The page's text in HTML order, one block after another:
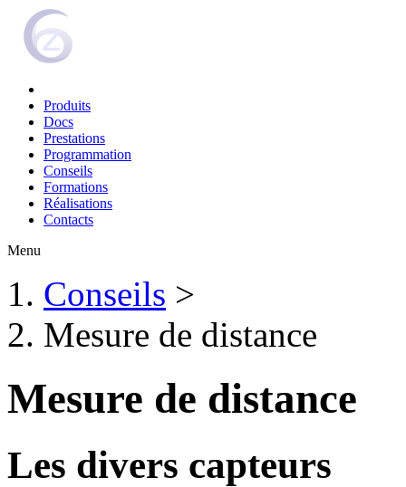
Produits
Docs
Prestations
Programmation
Conseils
Formations
Réalisations
Contacts
Menu
Conseils >
Mesure de distance
Mesure de distance
Les divers capteurs